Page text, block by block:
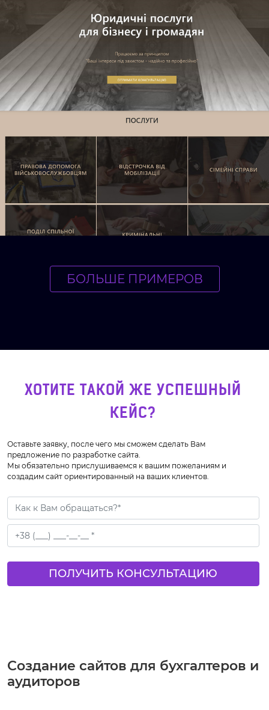
БОЛЬШЕ ПРИМЕРОВ
ХОТИТЕ ТАКОЙ ЖЕ УСПЕШНЫЙ
КЕЙС?
Оставьте заявку, после чего мы сможем сделать Вам
предложение по разработке сайта.
Мы обязательно прислушиваемся к вашим пожеланиям и
создадим сайт ориентированный на ваших клиентов.
ПОЛУЧИТЬ КОНСУЛЬТАЦИЮ
Создание сайтов для бухгалтеров и
аудиторов